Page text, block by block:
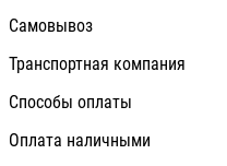
Самовывоз
Транспортная компания
Способы оплаты
Оплата наличными